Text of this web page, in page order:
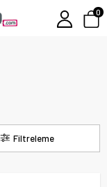
0
Filtreleme